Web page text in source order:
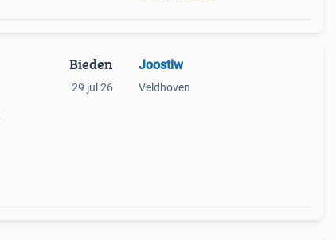
Bieden
29 jul 26
Joostlw
Veldhoven